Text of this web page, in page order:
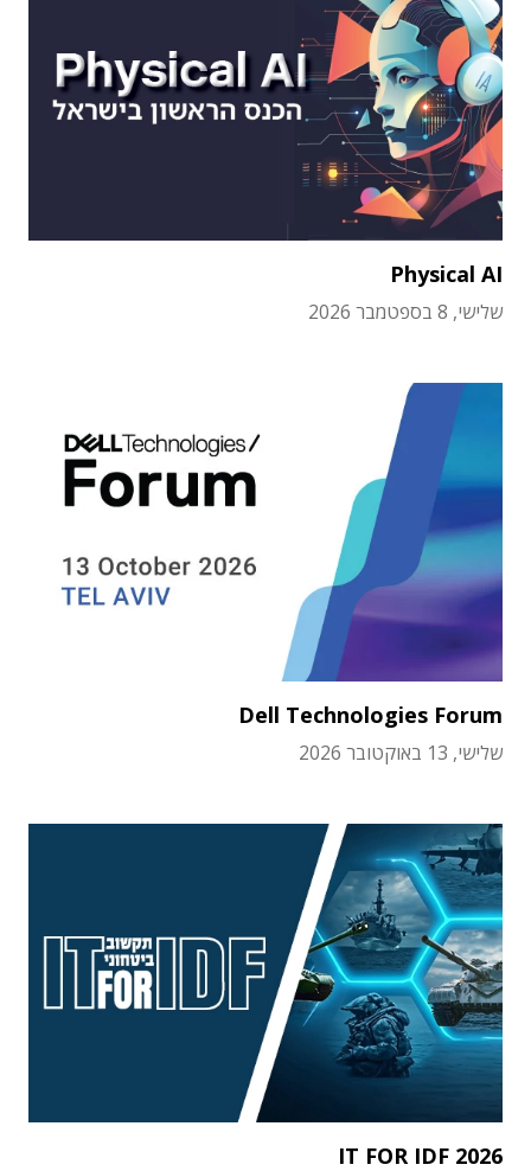
Physical AI
שלישי, 8 בספטמבר 2026
Dell Technologies Forum
שלישי, 13 באוקטובר 2026
IT FOR IDF 2026